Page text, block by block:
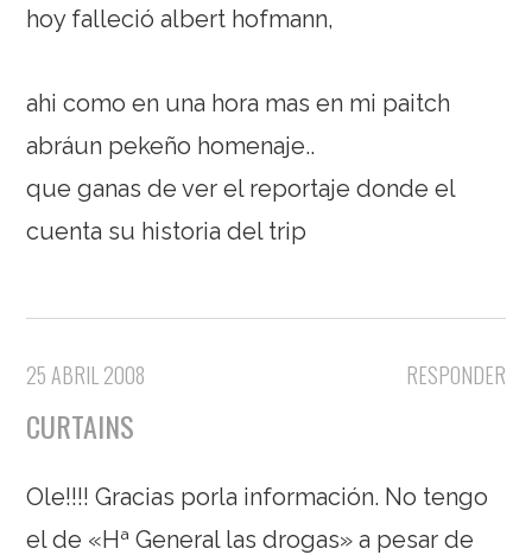
hoy falleció albert hofmann,
ahi como en una hora mas en mi paitch
abráun pekeño homenaje..
que ganas de ver el reportaje donde el
cuenta su historia del trip
RESPONDER
25 ABRIL 2008
CURTAINS
Ole!!!! Gracias porla información. No tengo
el de «Hª General las drogas» a pesar de